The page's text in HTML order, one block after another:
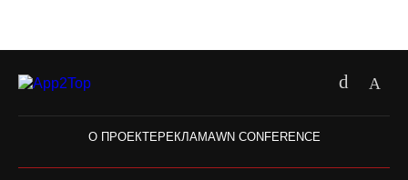
О ПРОЕКТЕРЕКЛАМАWN CONFERENCE